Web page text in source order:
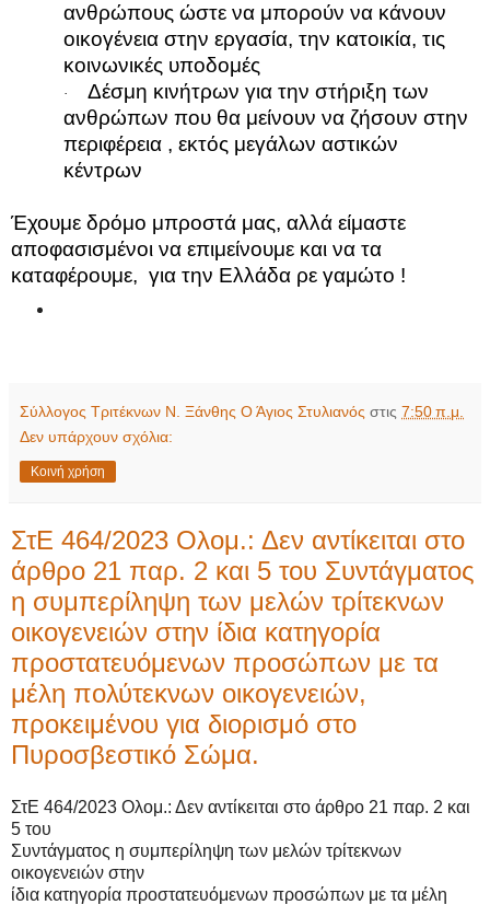
ανθρώπους ώστε να μπορούν να κάνουν
οικογένεια στην εργασία, την κατοικία, τις
κοινωνικές υποδομές
·
Δέσμη κινήτρων για την στήριξη των
ανθρώπων που θα μείνουν να ζήσουν στην
περιφέρεια , εκτός μεγάλων αστικών
κέντρων
Έχουμε δρόμο μπροστά μας, αλλά είμαστε
αποφασισμένοι να επιμείνουμε και να τα
καταφέρουμε, για την Ελλάδα ρε γαμώτο !
Σύλλογος Τριτέκνων Ν. Ξάνθης Ο Άγιος Στυλιανός στις 7:50 π.μ.
Δεν υπάρχουν σχόλια:
Κοινή χρήση
ΣτΕ 464/2023 Ολομ.: Δεν αντίκειται στo
άρθρo 21 παρ. 2 και 5 του Συντάγματος
η συμπερίληψη των μελών τρίτεκνων
οικογενειών στην ίδια κατηγορία
προστατευόμενων προσώπων με τα
μέλη πολύτεκνων οικογενειών,
προκειμένου για διορισμό στο
Πυροσβεστικό Σώμα.
ΣτΕ 464/2023 Ολομ.: Δεν αντίκειται στo άρθρo 21 παρ. 2 και
5 του
Συντάγματος η συμπερίληψη των μελών τρίτεκνων
οικογενειών στην
ίδια κατηγορία προστατευόμενων προσώπων με τα μέλη